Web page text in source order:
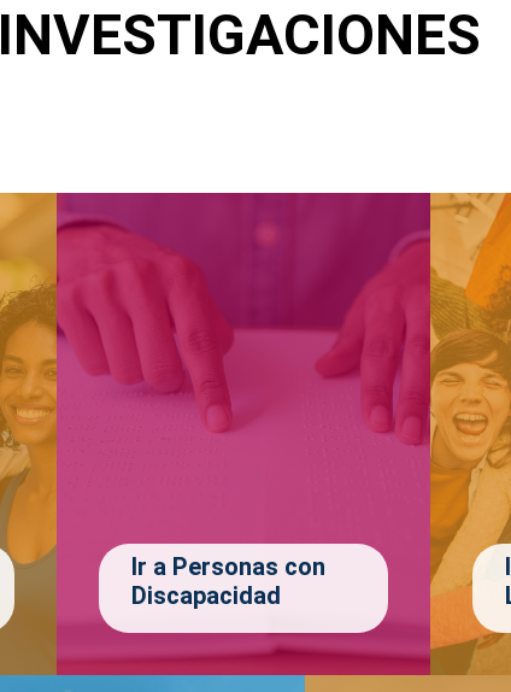
Ir a Personas con
Discapacidad